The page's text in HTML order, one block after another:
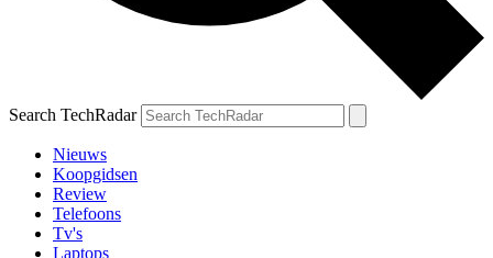
Search TechRadar
Nieuws
Koopgidsen
Review
Telefoons
Tv's
Laptops